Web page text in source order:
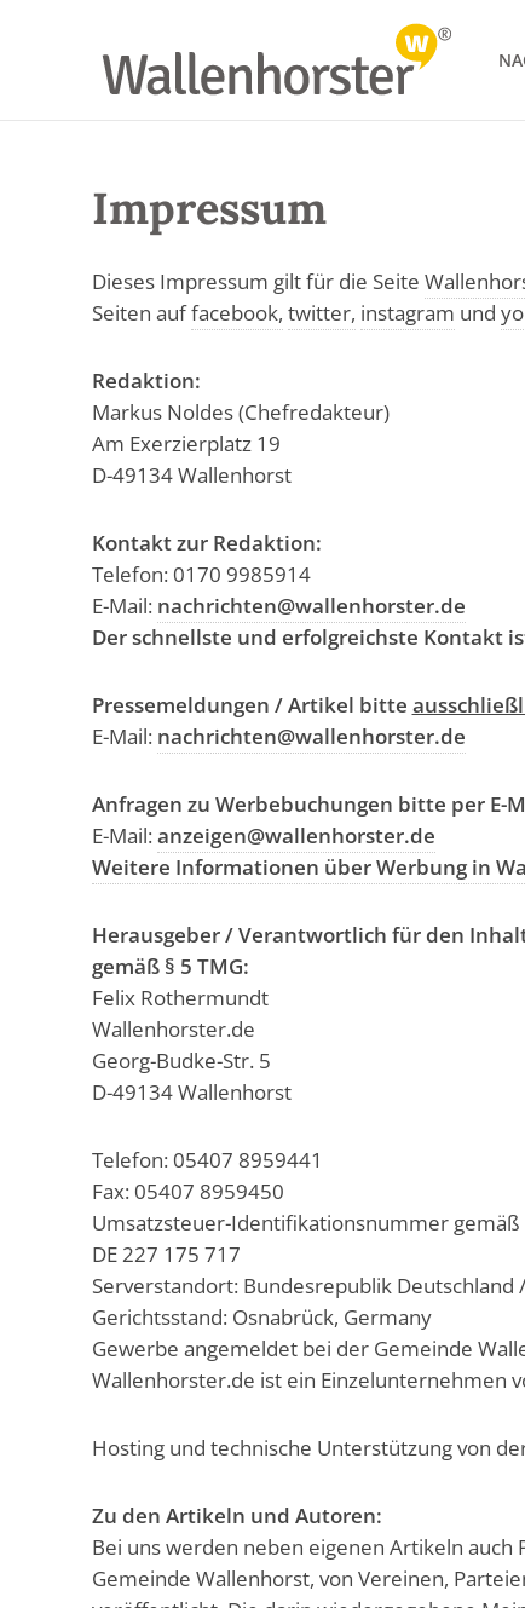
Impressum
Dieses Impressum gilt für die Seite
Seiten auffacebook, twitter, instagram und
Redaktion:
Markus Noldes (Chefredakteur)
Am Exerzierplatz 19
D-49134 Wallenhorst
Kontakt zur Redaktion:
Telefon: 0170 9985914
E-Mail: nachrichten@wallenhorster.de
Der schnellste und erfolgreichste Kontakt
Pressemeldungen / Artikel bitte
E-Mail: nachrichten@wallenhorster.de
Anfragen zu Werbebuchungen bitte per E-
E-Mail:anzeigen@wallenhorster.de
Weitere Informationen über Werbung in
Herausgeber / Verantwortlich für den
gemäß § 5 TMG:
Felix Rothermundt
Wallenhorster.de
Georg-Budke-Str. 5
D-49134 Wallenhorst
Telefon: 05407 8959441
Fax: 05407 8959450
Umsatzsteuer-Identifikationsnummer gemäß
DE 227 175 717
Serverstandort: Bundesrepublik Deutschland
Gerichtsstand: Osnabrück, Germany
Gewerbe angemeldet bei der Gemeinde
Wallenhorster.de ist ein Einzelunternehmen
Hosting und technische Unterstützung von
Zu den Artikeln und Autoren:
Bei uns werden neben eigenen Artikeln
Gemeinde Wallenhorst, von Vereinen,